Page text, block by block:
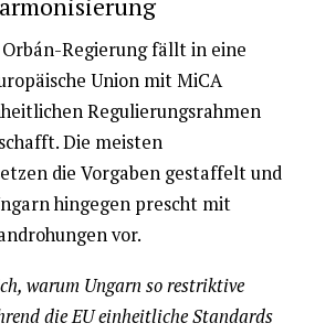
Regierung fällt in eine
Union mit MiCA
Regulierungsrahmen
Die meisten
die Vorgaben gestaffelt und
hingegen prescht mit
vor.
warum Ungarn so restriktive
die EU einheitliche Standards